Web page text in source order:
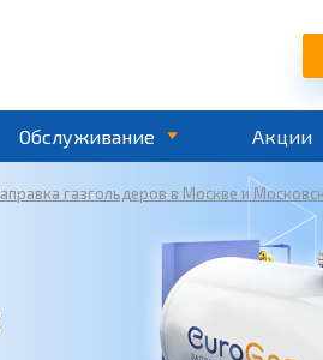
Обслуживание Акции
газгольдеров в Москве и